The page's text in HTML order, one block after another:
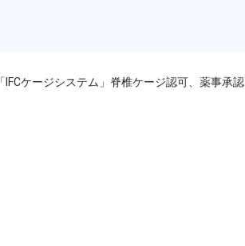
「IFCケージシステム」脊椎ケージ認可、薬事承認